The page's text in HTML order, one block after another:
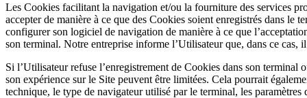
Les Cookies facilitant la navigation et/ou la fourniture des services
accepter de manière à ce que des Cookies soient enregistrés dans le
configurer son logiciel de navigation de manière à ce que
son terminal. Notre entreprise informe l’Utilisateur que, dans ce
Si l’Utilisateur refuse l’enregistrement de Cookies dans son
son expérience sur le Site peuvent être limitées. Cela pourrait
technique, le type de navigateur utilisé par le terminal, les